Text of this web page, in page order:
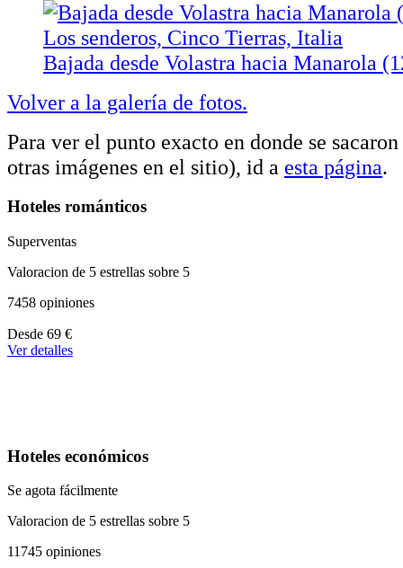
Bajada desde Volastra hacia Manarola
Volver a la galería de fotos.
Para ver el punto exacto en donde se
otras imágenes en el sitio), id a esta página.
Hoteles románticos
Superventas
Valoracion de 5 estrellas sobre 5
7458 opiniones
A
partir
Desde 69 €
Ver detalles
Hoteles económicos
Se agota fácilmente
Valoracion de 5 estrellas sobre 5
11745 opiniones